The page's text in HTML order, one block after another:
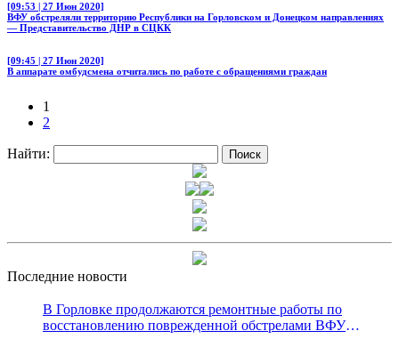
[09:53 | 27 Июн 2020]
ВФУ обстреляли территорию Республики на Горловском и Донецком направлениях
— Представительство ДНР в СЦКК
[09:45 | 27 Июн 2020]
В аппарате омбудсмена отчитались по работе с обращениями граждан
1
2
Найти:
Последние новости
В Горловке продолжаются ремонтные работы по
восстановлению поврежденной обстрелами ВФУ